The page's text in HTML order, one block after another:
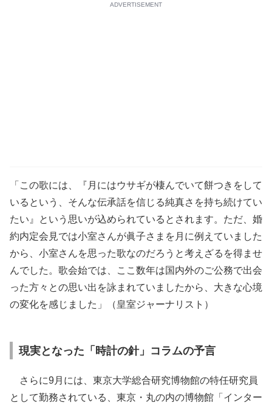
ADVERTISEMENT
「この歌には、『月にはウサギが棲んでいて餅つきをして
いるという、そんな伝承話を信じる純真さを持ち続けてい
たい』という思いが込められているとされます。ただ、婚
約内定会見では小室さんが眞子さまを月に例えていました
から、小室さんを思った歌なのだろうと考えざるを得ませ
んでした。歌会始では、ここ数年は国内外のご公務で出会
った方々との思い出を詠まれていましたから、大きな心境
の変化を感じました」（皇室ジャーナリスト）
現実となった「時計の針」コラムの予言
さらに9月には、東京大学総合研究博物館の特任研究員
として勤務されている、東京・丸の内の博物館「インター